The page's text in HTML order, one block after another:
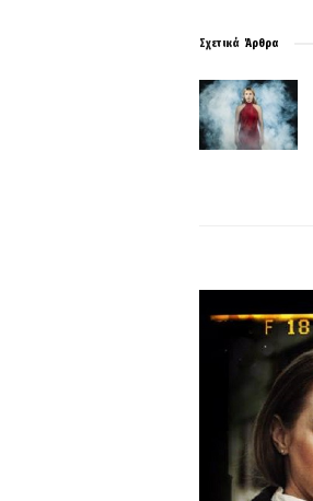
Σχετικά Άρθρα